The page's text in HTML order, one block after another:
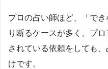
プロの占い師ほど、「で
り断るケースが多く、プ
されている依頼をしても
けです。